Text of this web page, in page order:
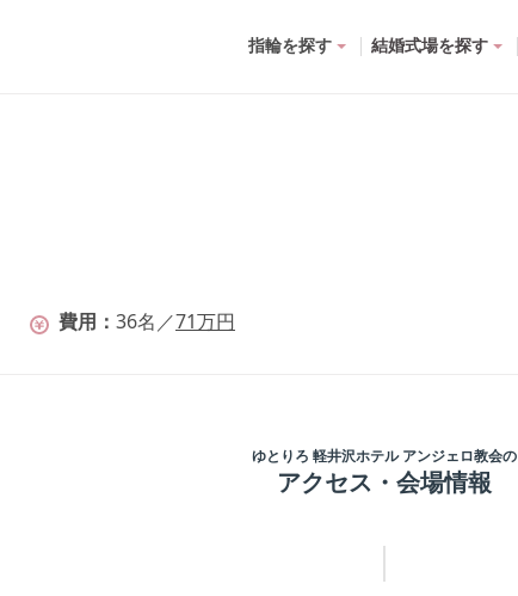
指輪を探す 結婚式場を探す
費用 36名 ／71万円
ゆとりろ 軽井沢ホテル アンジェロ教会の
アクセス・会場情報